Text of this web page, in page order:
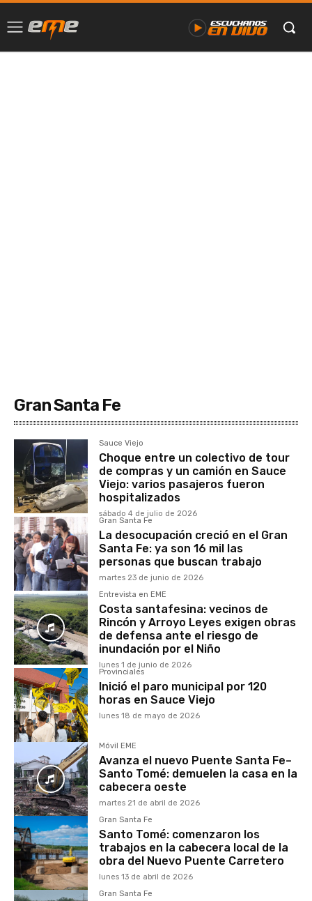
Gran Santa Fe
Sauce Viejo
Choque entre un colectivo de tour
de compras y un camión en Sauce
Viejo: varios pasajeros fueron
hospitalizados
sábado 4 de julio de 2026
Gran Santa Fe
La desocupación creció en el Gran
Santa Fe: ya son 16 mil las
personas que buscan trabajo
martes 23 de junio de 2026
Entrevista en EME
Costa santafesina: vecinos de
Rincón y Arroyo Leyes exigen obras
de defensa ante el riesgo de
inundación por el Niño
lunes 1 de junio de 2026
Provinciales
Inició el paro municipal por 120
horas en Sauce Viejo
lunes 18 de mayo de 2026
Móvil EME
Avanza el nuevo Puente Santa Fe–
Santo Tomé: demuelen la casa en la
cabecera oeste
martes 21 de abril de 2026
Gran Santa Fe
Santo Tomé: comenzaron los
trabajos en la cabecera local de la
obra del Nuevo Puente Carretero
lunes 13 de abril de 2026
Gran Santa Fe